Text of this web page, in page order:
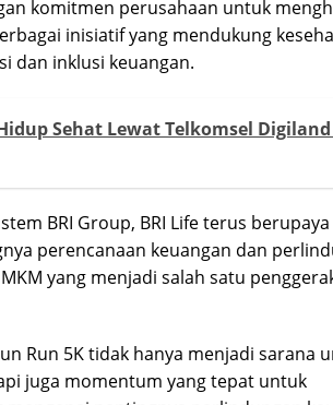
komitmen perusahaan untuk
inisiatif yang mendukung
dan inklusi keuangan.
Sehat Lewat Telkomsel
BRI Group, BRI Life terus berupaya
perencanaan keuangan dan
yang menjadi salah satu
Run 5K tidak hanya menjadi sarana
juga momentum yang tepat untuk